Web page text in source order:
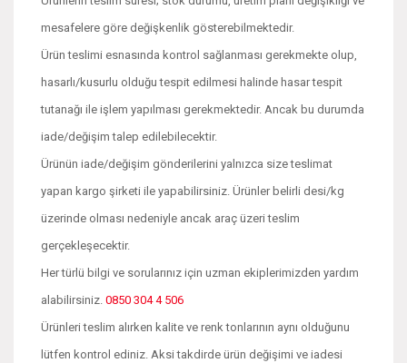
mesafelere göre değişkenlik gösterebilmektedir.
Ürün teslimi esnasında kontrol sağlanması gerekmekte olup,
hasarlı/kusurlu olduğu tespit edilmesi halinde hasar tespit
tutanağı ile işlem yapılması gerekmektedir. Ancak bu durumda
iade/değişim talep edilebilecektir.
Ürünün iade/değişim gönderilerini yalnızca size teslimat
yapan kargo şirketi ile yapabilirsiniz. Ürünler belirli desi/kg
üzerinde olması nedeniyle ancak araç üzeri teslim
gerçekleşecektir.
Her türlü bilgi ve sorularınız için uzman ekiplerimizden yardım
alabilirsiniz. 0850 304 4 506
Ürünleri teslim alırken kalite ve renk tonlarının aynı olduğunu
lütfen kontrol ediniz. Aksi takdirde ürün değişimi ve iadesi